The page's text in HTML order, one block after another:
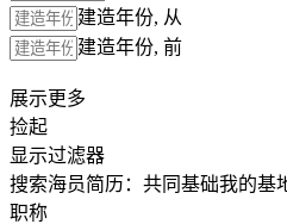
建造年份, 从
建造年份, 前
展示更多
捡起
显示过滤器
搜索海员简历： 共同基础我的基
职称